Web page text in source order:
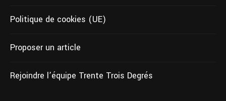
Politique de cookies (UE)
Proposer un article
Rejoindre l’équipe Trente Trois Degrés